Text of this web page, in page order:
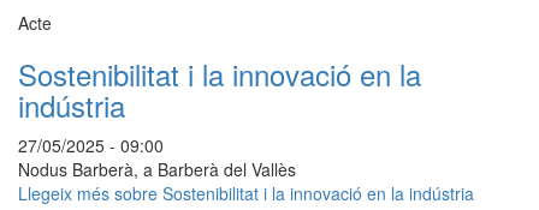
Acte
Sostenibilitat i la innovació en la
indústria
27/05/2025 - 09:00
Nodus Barberà, a Barberà del Vallès
Llegeix més sobre Sostenibilitat i la innovació en la indústria